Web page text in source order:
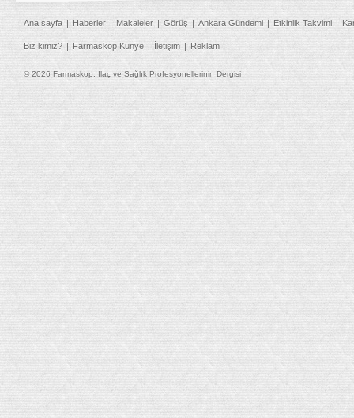
Ana sayfa Haberler Makaleler Görüş Ankara Gündemi Etkinlik Takvimi
Biz kimiz? Farmaskop Künye İletişim Reklam
© 2026 Farmaskop, İlaç ve Sağlık Profesyonellerinin Dergisi